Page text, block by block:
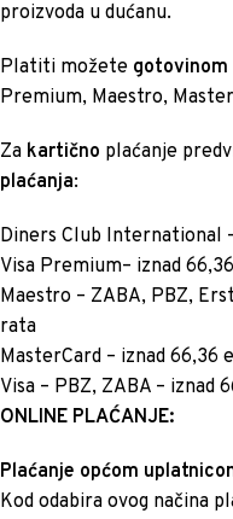
proizvoda u dućanu.
Platiti možete
Premium, Maestro,
Za kartično plaćanje
plaćanja:
Diners Club International
Visa Premium– iznad
Maestro – ZABA, PBZ,
rata
MasterCard – iznad 66,36
Visa – PBZ, ZABA – iznad
ONLINE PLAĆANJE:
Plaćanje općom
Kod odabira ovog načina